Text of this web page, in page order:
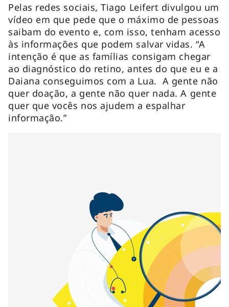
Pelas redes sociais, Tiago Leifert divulgou um
vídeo em que pede que o máximo de pessoas
saibam do evento e, com isso, tenham acesso
às informações que podem salvar vidas. “A
intenção é que as famílias consigam chegar
ao diagnóstico do retino, antes do que eu e a
Daiana conseguimos com a Lua. A gente não
quer doação, a gente não quer nada. A gente
quer que vocês nos ajudem a espalhar
informação.”